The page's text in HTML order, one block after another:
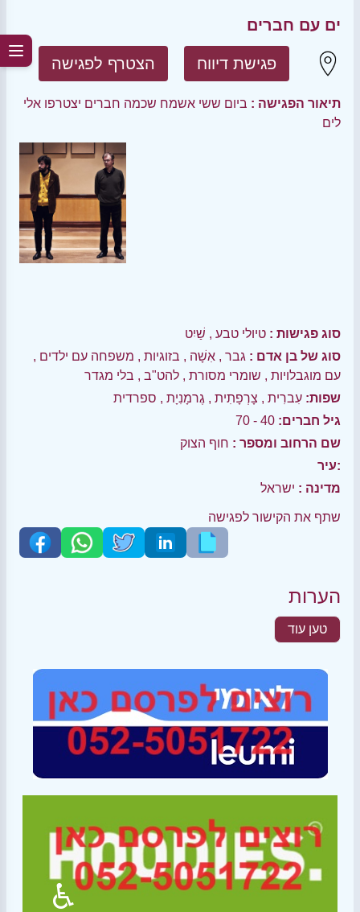
ים עם חברים
הצטרף לפגישה פגישת דיווח
תיאור הפגישה : ביום ששי אשמח שכמה חברים יצטרפו אלי
לים
סוג פגישות : טיולי טבע , שַׁיִט
סוג של בן אדם : גבר , אִשָׁה , בזוגיות , משפחה עם ילדים ,
עם מוגבלויות , שומרי מסורת , להט"ב , בלי מגדר
שפות: עִברִית , צָרְפָתִית , גֶרמָנִיָת , ספרדית
גיל חברים: 40 - 70
שם הרחוב ומספר : חוף הצוק
עיר:
מדינה : ישראל
שתף את הקישור לפגישה
הערות
טען עוד
♿